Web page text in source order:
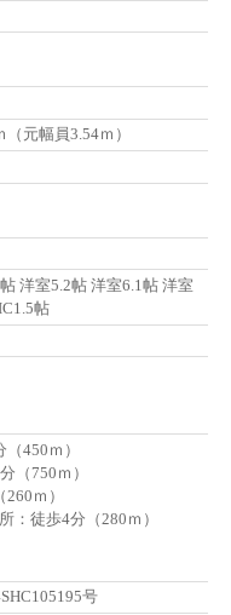
元幅員3.54ｍ）
洋室5.2帖 洋室6.1帖 洋室
帖
450ｍ）
（750ｍ）
ｍ）
：徒歩4分（280ｍ）
号